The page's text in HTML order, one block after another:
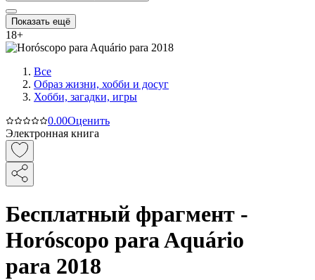
Показать ещё
18+
Все
Образ жизни, хобби и досуг
Хобби, загадки, игры
0.00Оценить
Электронная книга
Бесплатный фрагмент -
Horóscopo para Aquário
para 2018